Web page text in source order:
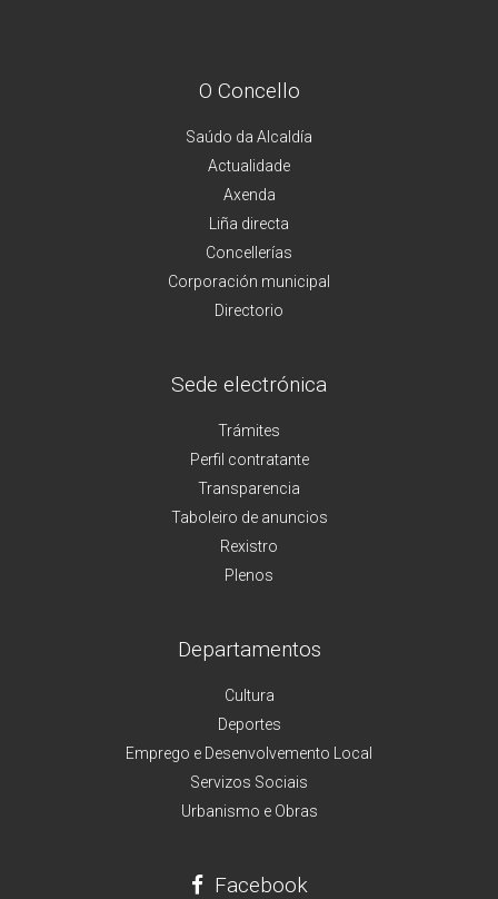
O Concello
Saúdo da Alcaldía
Actualidade
Axenda
Liña directa
Concellerías
Corporación municipal
Directorio
Sede electrónica
Trámites
Perfil contratante
Transparencia
Taboleiro de anuncios
Rexistro
Plenos
Departamentos
Cultura
Deportes
Emprego e Desenvolvemento Local
Servizos Sociais
Urbanismo e Obras
Facebook